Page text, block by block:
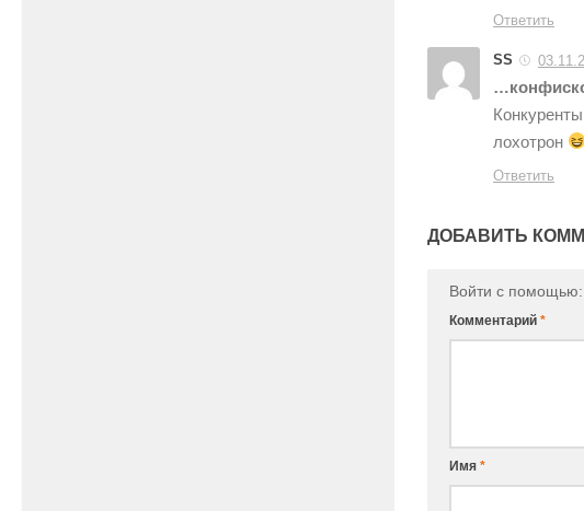
Ответить
SS
лохотрон
Ответить
ДОБАВИТЬ
Войти с помощью:
Комментарий *
Имя *